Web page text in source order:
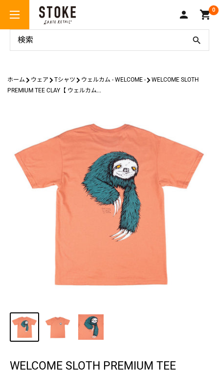
テ
Stoke
Skate
0
ホーム ウェア Tシャツ ウェルカム - WELCOME -
WELCOME SLOTH
PREMIUM TEE CLAY【 ウェルカム...
WELCOME SLOTH PREMIUM TEE